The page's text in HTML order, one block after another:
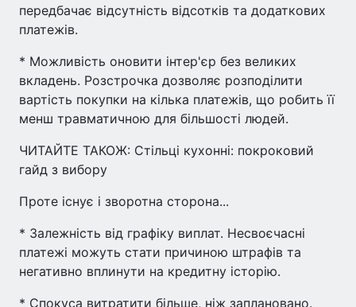
передбачає відсутність відсотків та додаткових
платежів.
* Можливість оновити інтер'єр без великих
вкладень. Розстрочка дозволяє розподілити
вартість покупки на кілька платежів, що робить її
менш травматичною для більшості людей.
ЧИТАЙТЕ ТАКОЖ: Стільці кухонні: покроковий
гайд з вибору
Проте існує і зворотна сторона...
* Залежність від графіку виплат. Несвоєчасні
платежі можуть стати причиною штрафів та
негативно вплинути на кредитну історію.
* Спокуса витратити більше, ніж заплановано.